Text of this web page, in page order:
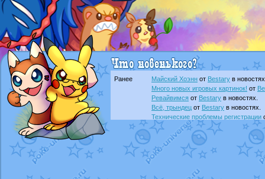
Ранее Майский Хоэнн от Bestary в
Много новых игровых картинок! от
Ревайвимся от Bestary в новостях.
Всё, трындец от Bestary в новостях.
Технические проблемы регистрации
доброе утро славянеот Dakkuв
Йолда и Мимикьюот MavisNyanCat
Недовольный котомангуст
от
The Dark Wishmakerот Randomon в
в
ilovearceus